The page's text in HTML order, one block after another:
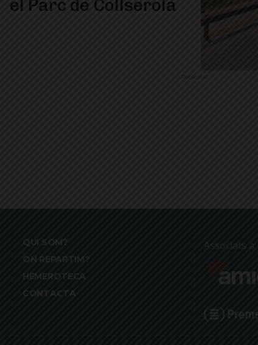
el Parc de Collserola
Publicitat
QUI SOM?
ON REPARTIM?
HEMEROTECA
CONTACTA
Associats a: